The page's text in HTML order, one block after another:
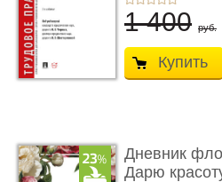
1 400 руб.
Купить
Дневник
Дарю